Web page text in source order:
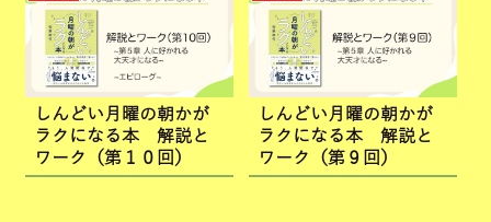
しんどい月曜の朝かが
ラクになる本 解説と
ワーク（第１０回）
しんどい月曜の朝かが
ラクになる本 解説と
ワーク（第９回）